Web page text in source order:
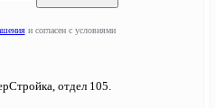
и согласен с условиями
отдел 105.